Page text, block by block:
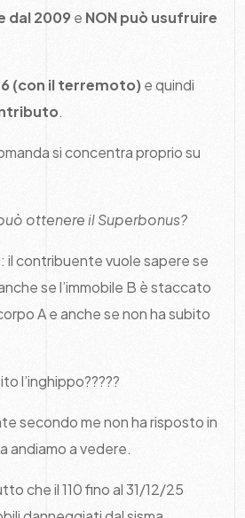
dal 2009 e NONpuò usufruire
(con il terremoto)e quindi
.
si concentra proprio su
ottenere il Superbonus?
il contribuente vuole sapere se
se l’immobile B è staccato
A e anche se non ha subito
l’inghippo?????
secondo me non ha risposto in
andiamo a vedere.
che il 110 fino al 31/12/25